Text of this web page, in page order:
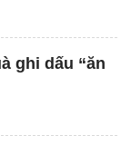
ghi dấu “ăn